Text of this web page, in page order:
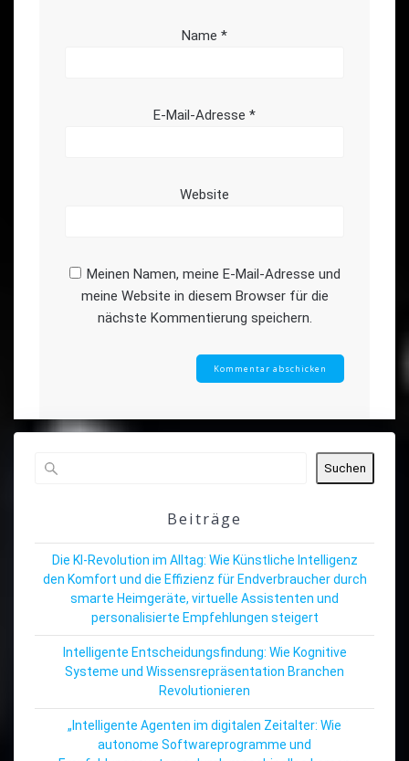
Name *
E-Mail-Adresse *
Website
Meinen Namen, meine E-Mail-Adresse und
meine Website in diesem Browser für die
nächste Kommentierung speichern.
Suchen
Beiträge
Die KI-Revolution im Alltag: Wie Künstliche Intelligenz
den Komfort und die Effizienz für Endverbraucher durch
smarte Heimgeräte, virtuelle Assistenten und
personalisierte Empfehlungen steigert
Intelligente Entscheidungsfindung: Wie Kognitive
Systeme und Wissensrepräsentation Branchen
Revolutionieren
„Intelligente Agenten im digitalen Zeitalter: Wie
autonome Softwareprogramme und